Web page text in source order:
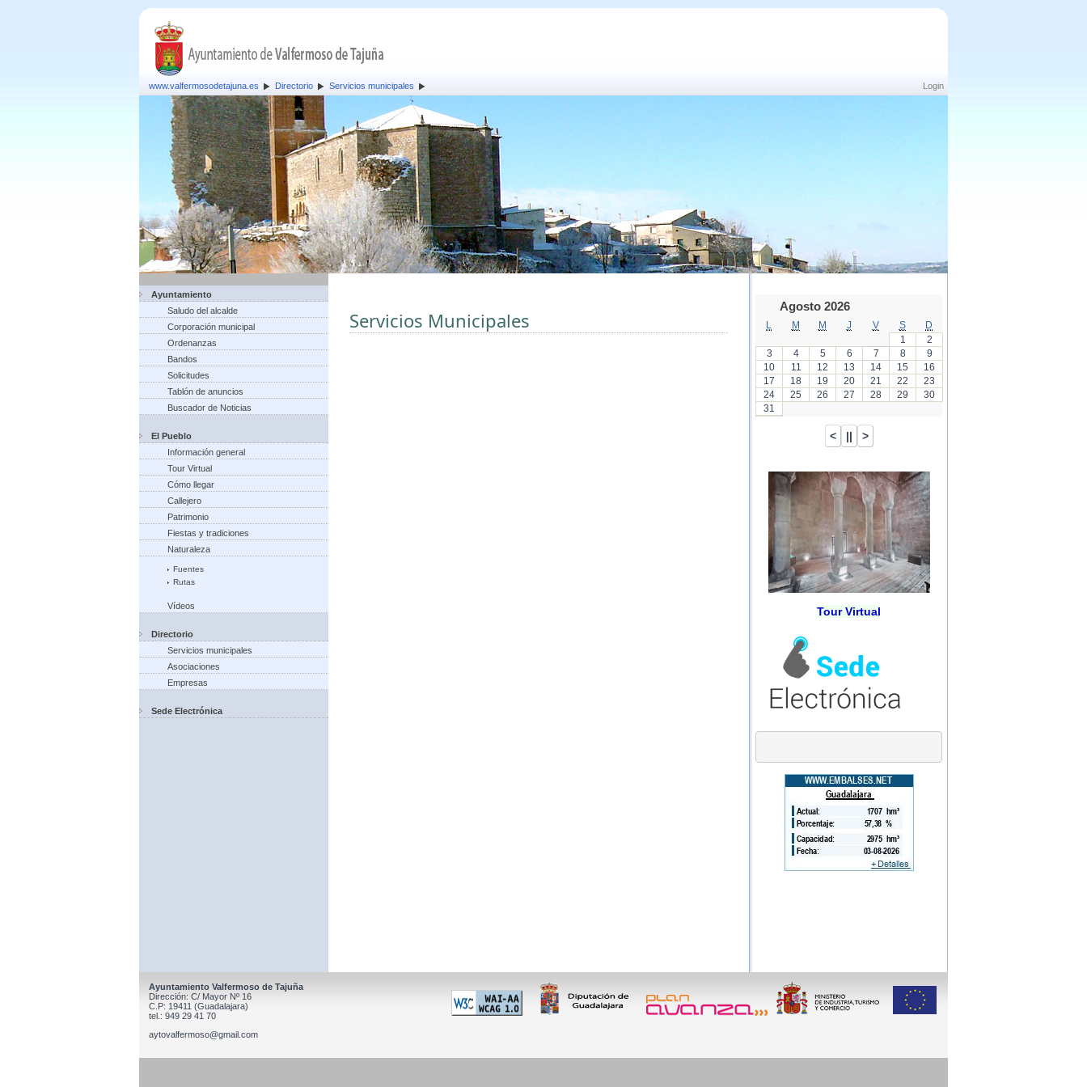
Login
www.valfermosodetajuna.es Directorio Servicios municipales
Ayuntamiento
Saludo del alcalde
Corporación municipal
Ordenanzas
Bandos
Solicitudes
Tablón de anuncios
Buscador de Noticias
El Pueblo
Información general
Tour Virtual
Cómo llegar
Callejero
Patrimonio
Fiestas y tradiciones
Naturaleza
Fuentes
Rutas
Vídeos
Directorio
Servicios municipales
Asociaciones
Empresas
Sede Electrónica
Servicios Municipales
Agosto 2026
M M J V S
D
1
2
3
4 5 6 7 8
9
10
11 12 13 14 15
16
17
18 19 20 21 22
23
24
25 26 27 28 29
30
31
Tour Virtual
Ayuntamiento Valfermoso de Tajuña
Dirección: C/ Mayor Nº 16
C.P: 19411 (Guadalajara)
tel.: 949 29 41 70
aytovalfermoso@gmail.com